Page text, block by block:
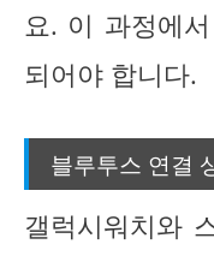
요. 이 과정에
되어야 합니다.
블루투스 연결
갤럭시워치와